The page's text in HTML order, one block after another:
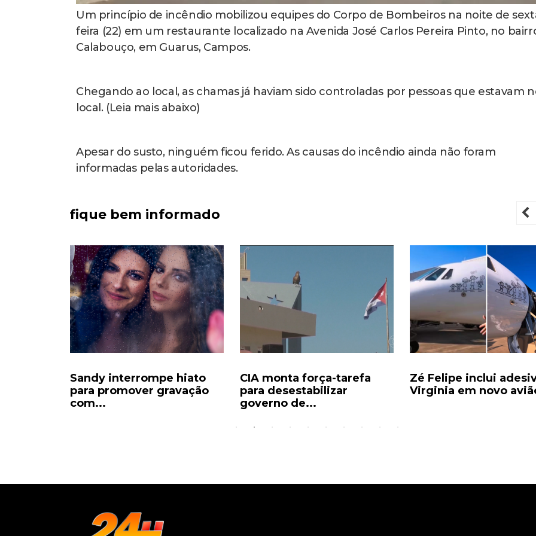
Um princípio de incêndio mobilizou equipes do Corpo de Bombeiros na noite de
feira (22) em um restaurante localizado na Avenida José Carlos Pereira Pinto, no
Calabouço, em Guarus, Campos.
Chegando ao local, as chamas já haviam sido controladas por pessoas que estavam
local. (Leia mais abaixo)
Apesar do susto, ninguém ficou ferido. As causas do incêndio ainda não foram
informadas pelas autoridades.
fique bem informado
Sandy interrompe hiato
para promover gravação
com...
CIA monta força-tarefa
para desestabilizar
governo de...
Zé Felipe inclui
Virginia em novo